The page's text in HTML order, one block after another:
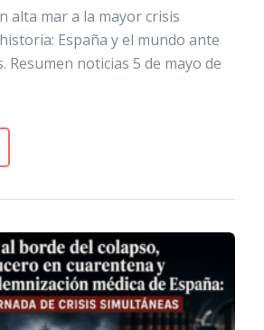
alta mar a la mayor crisis
España y el mundo ante
Resumen noticias 5 de mayo de